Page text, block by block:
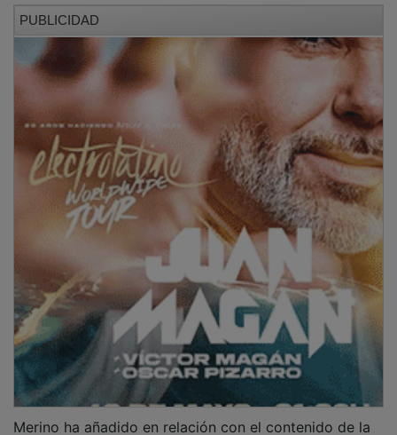
Merino ha añadido en relación con el contenido de la
cátedra que “el turismo es el eje vertebrador de